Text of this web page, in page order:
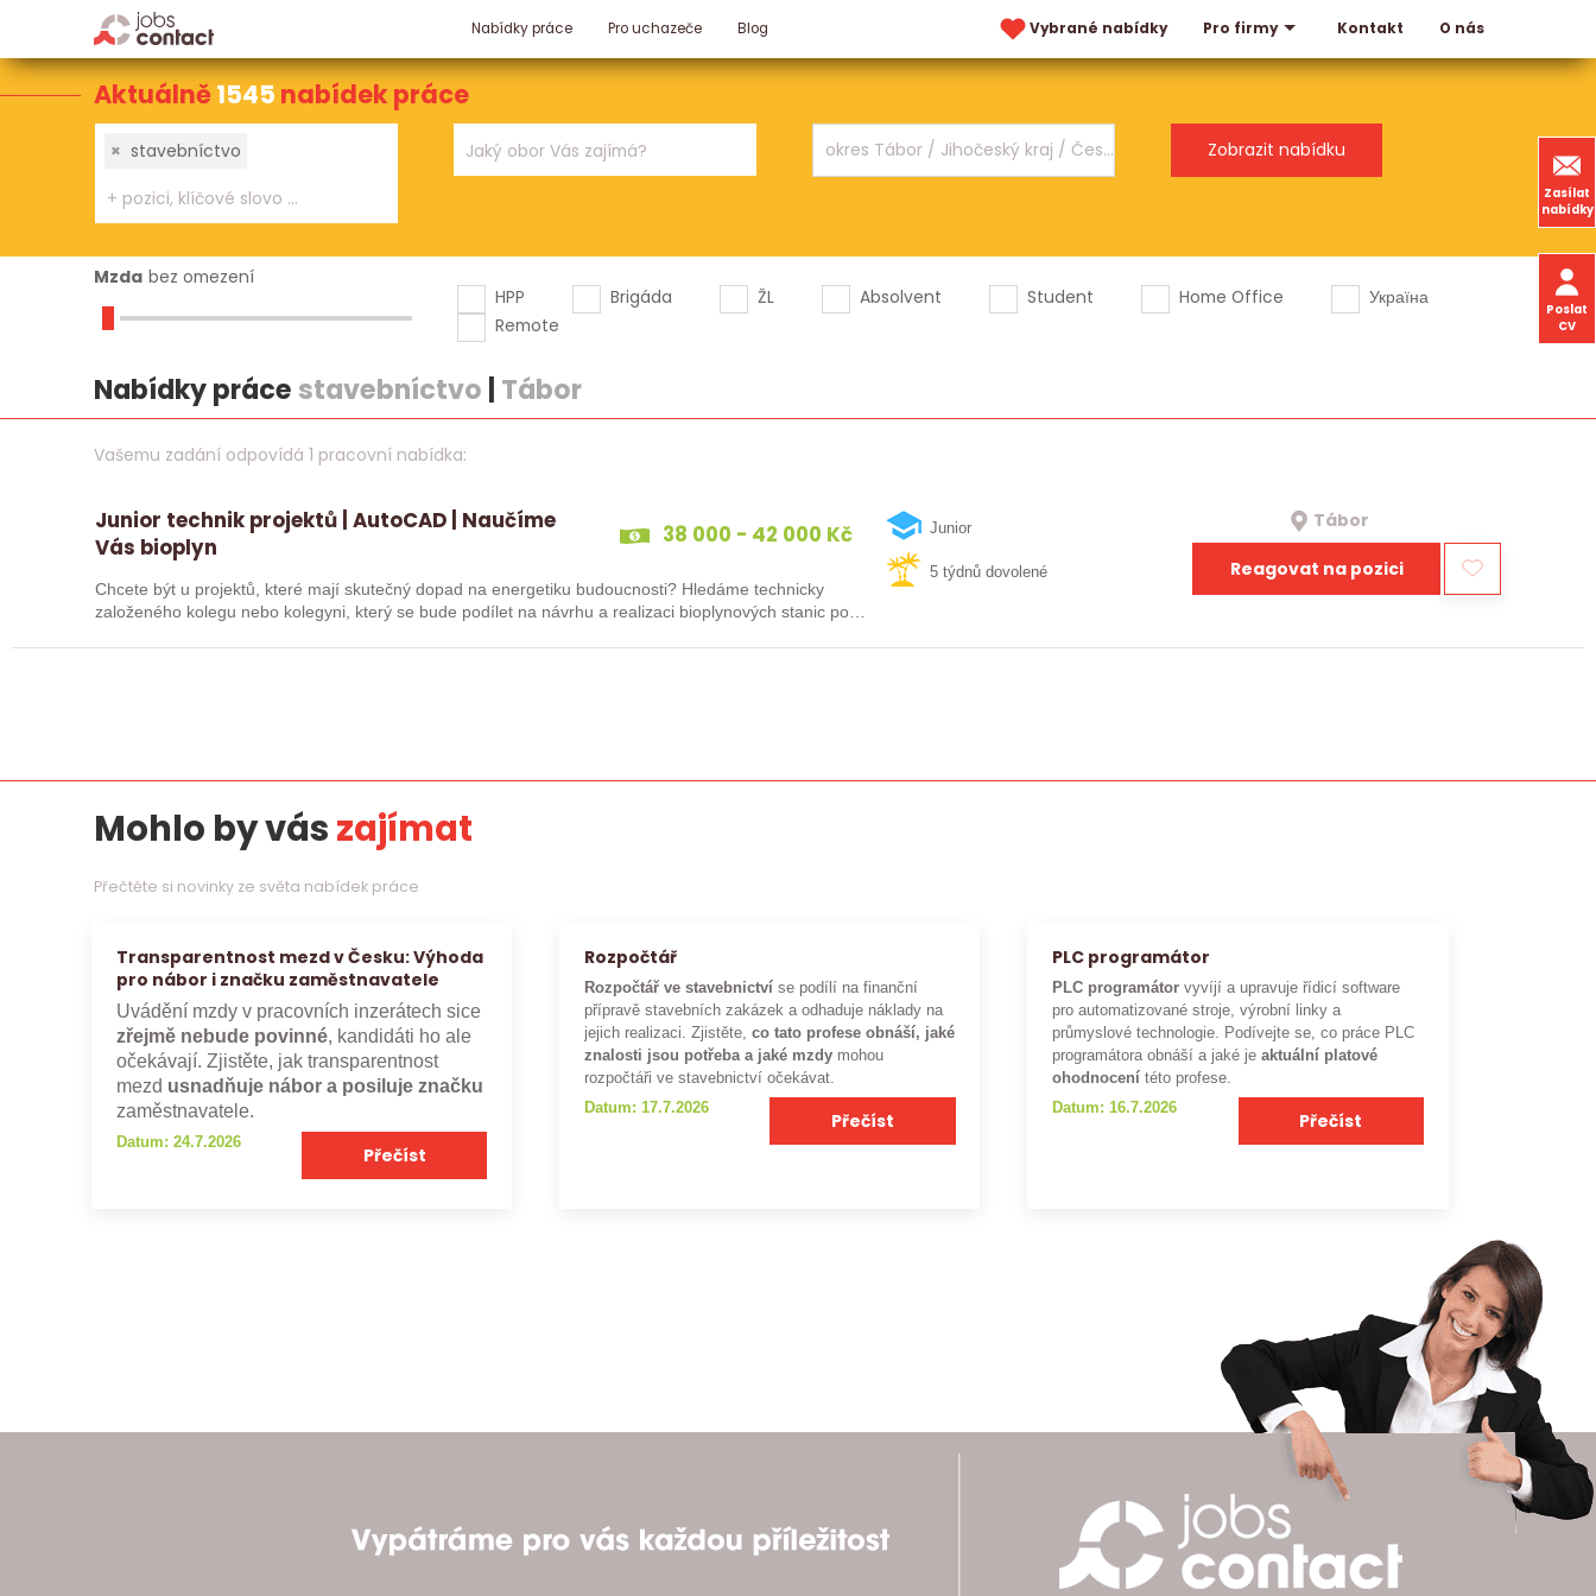
Nabídky práce Pro uchazeče Blog Vybrané nabídky Pro firmy Kontakt O nás
Zasílat
nabídky
Poslat
CV
Aktuálně1545 nabídek práce
× stavebníctvo
Mzda bez omezení
HPP
Brigáda ŽL Absolvent Student Home Office
Україна
Remote
Nabídky práce stavebníctvo Tábor
Vašemu zadání odpovídá 1 pracovní nabídka:
Junior technik projektů | AutoCAD | Naučíme
Vás bioplyn
38 000 - 42 000 Kč
Chcete být u projektů, které mají skutečný dopad na energetiku budoucnosti? Hledáme technicky
založeného kolegu nebo kolegyni, který se bude podílet na návrhu a realizaci bioplynových stanic po
Junior
5 týdnů dovolené
Tábor
Reagovat na pozici
Mohlo by vászajímat
Přečtěte si novinky ze světa nabídek práce
Transparentnost mezd v Česku: Výhoda
pro nábor i značku zaměstnavatele
Uvádění mzdy v pracovních inzerátech sice
zřejmě nebude povinné, kandidáti ho ale
očekávají. Zjistěte, jak transparentnost
mezd usnadňuje nábor a posiluje značku
zaměstnavatele.
Datum: 24.7.2026
Přečíst
Rozpočtář
Rozpočtář ve stavebnictví se podílí na finanční
přípravě stavebních zakázek a odhaduje náklady na
jejich realizaci. Zjistěte,co tato profese obnáší, jaké
znalosti jsou potřeba a jaké mzdy mohou
rozpočtáři ve stavebnictví očekávat.
Datum: 17.7.2026
Přečíst
PLC programátor
PLC programátor vyvíjí a upravuje řídicí software
pro automatizované stroje, výrobní linky a
průmyslové technologie. Podívejte se, co práce PLC
programátora obnáší a jaké je aktuální platové
ohodnocení této profese.
Datum: 16.7.2026
Přečíst